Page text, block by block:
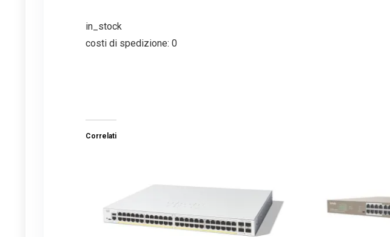
in_stock
costi di spedizione: 0
Correlati